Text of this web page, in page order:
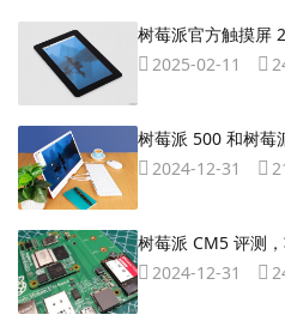
树莓派官方触摸屏
2025-02-11
树莓派 500 和树莓
2024-12-31
树莓派 CM5 评测
2024-12-31